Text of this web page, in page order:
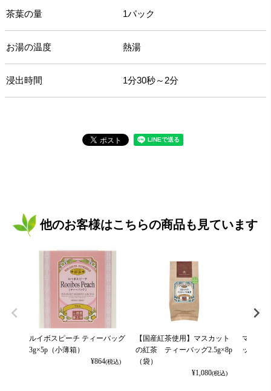
茶葉の量 1パック
お湯の温度 熱湯
浸出時間 1分30秒～2分
他のお客様はこちらの商品も見ています
ルイボスピーチ ティーバッグ
3g×5p（小薄箱）
¥864(税込)
【国産紅茶使用】マスカット
の紅茶 ティーバッグ2.5g×8p
（袋）
¥1,080(税込)
マスカ
ッグ